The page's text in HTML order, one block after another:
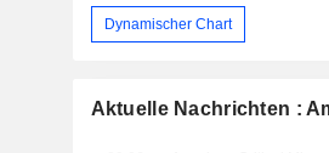
Dynamischer Chart
Aktuelle Nachrichten :